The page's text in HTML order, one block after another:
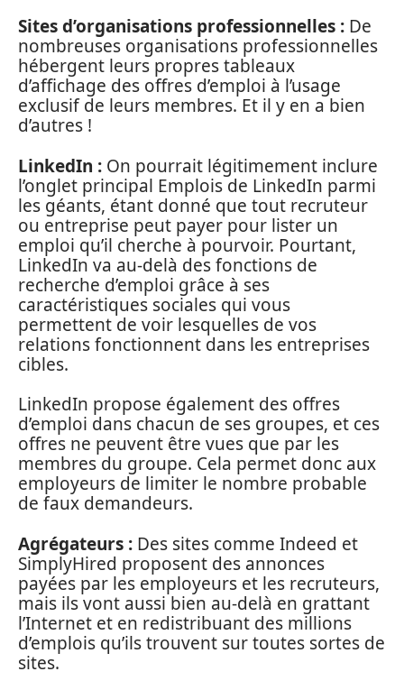
Sites d’organisations professionnelles : De
nombreuses organisations professionnelles
hébergent leurs propres tableaux
d’affichage des offres d’emploi à l’usage
exclusif de leurs membres. Et il y en a bien
d’autres !
LinkedIn : On pourrait légitimement inclure
l’onglet principal Emplois de LinkedIn parmi
les géants, étant donné que tout recruteur
ou entreprise peut payer pour lister un
emploi qu’il cherche à pourvoir. Pourtant,
LinkedIn va au-delà des fonctions de
recherche d’emploi grâce à ses
caractéristiques sociales qui vous
permettent de voir lesquelles de vos
relations fonctionnent dans les entreprises
cibles.
LinkedIn propose également des offres
d’emploi dans chacun de ses groupes, et ces
offres ne peuvent être vues que par les
membres du groupe. Cela permet donc aux
employeurs de limiter le nombre probable
de faux demandeurs.
Agrégateurs : Des sites comme Indeed et
SimplyHired proposent des annonces
payées par les employeurs et les recruteurs,
mais ils vont aussi bien au-delà en grattant
l’Internet et en redistribuant des millions
d’emplois qu’ils trouvent sur toutes sortes de
sites.